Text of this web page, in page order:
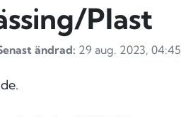
Plast
ändrad: 29 aug. 2023, 04:45